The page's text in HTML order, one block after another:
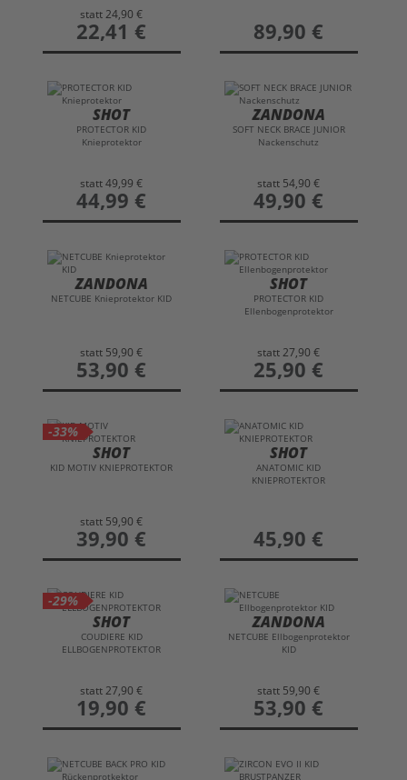
statt24,90 €
preis
22,41 € preis
89,90 €
SHOT
PROTECTOR KID
Knieprotektor
statt49,99 €
preis
44,99 €
ZANDONA
SOFT NECK BRACE JUNIOR
Nackenschutz
statt 54,90 €
preis
49,90 €
ZANDONA
NETCUBE Knieprotektor KID
statt 59,90 €
preis
53,90 €
SHOT
PROTECTOR KID
Ellenbogenprotektor
statt27,90 €
preis
25,90 €
-33%
SHOT
KID MOTIV KNIEPROTEKTOR
statt 59,90 €
preis
39,90 €
SHOT
ANATOMIC KID
KNIEPROTEKTOR
preis
45,90 €
-29%
SHOT
COUDIERE KID
ELLBOGENPROTEKTOR
statt27,90 €
preis
19,90 €
ZANDONA
NETCUBE Ellbogenprotektor
KID
statt 59,90 €
preis
53,90 €